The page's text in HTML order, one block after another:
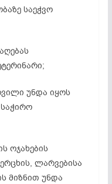
საეჭვო
უნდა იყოს
ოჯახების
ლარვებისა
მიზნით უნდა